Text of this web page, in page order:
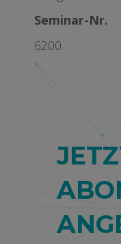
Seminar-
6200